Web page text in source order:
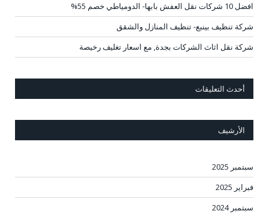
افضل 10 شركات نقل العفش بابها- الدومياطي خصم 55%
شركة تنظيف بينبع- تنظيف المنازل والشقق
شركة نقل اثاث الشركات بجدة, مع اسعار تغليف رخيصة
أحدث التعليقات
الأرشيف
سبتمبر 2025
فبراير 2025
سبتمبر 2024